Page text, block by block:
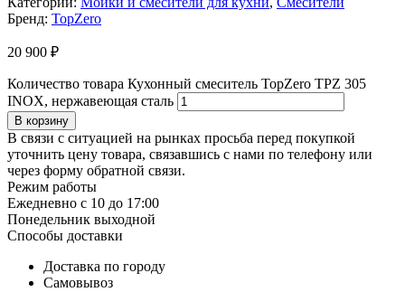
Бренд: TopZero
20 900 ₽
Количество товара Кухонный смеситель TopZero TPZ 305
INOX, нержавеющая сталь
В корзину
В связи с ситуацией на рынках просьба перед покупкой
уточнить цену товара, связавшись с нами по телефону или
через форму обратной связи.
Режим работы
Ежедневно с 10 до 17:00
Понедельник выходной
Способы доставки
Доставка по городу
Самовывоз